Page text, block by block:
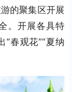
的聚集区开展
。开展各具特
春观花”“夏纳